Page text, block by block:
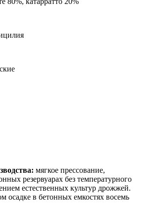
мягкое прессование,
резервуарах без температурного
естественных культур дрожжей.
осадке в бетонных емкостях восемь